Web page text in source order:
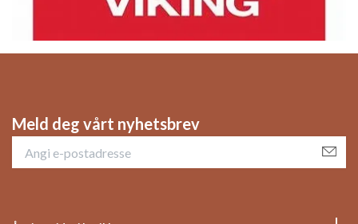
Meld deg vårt nyhetsbrev